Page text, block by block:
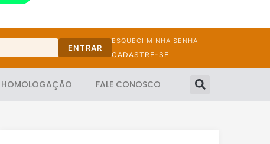
ENTRAR
ESQUECI MINHA SENHA
CADASTRE-SE
HOMOLOGAÇÃO FALE CONOSCO